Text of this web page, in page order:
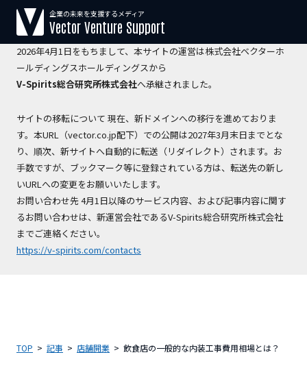
【運営会社変更のお知らせ】
2026年4月1日をもちまして、本サイトの運営は株式会社ベクターホ
ールディングスホールディングスから
V-Spirits総合研究所株式会社へ承継されました。
サイトの移転について 現在、新ドメインへの移行を進めておりま
す。本URL（vector.co.jp配下）での公開は2027年3月末日までとな
り、順次、新サイトへ自動的に転送（リダイレクト）されます。お
手数ですが、ブックマーク等に登録されている方は、転送先の新し
いURLへの変更をお願いいたします。
お問い合わせ先 4月1日以降のサービス内容、および記事内容に関す
るお問い合わせは、新運営会社であるV-Spirits総合研究所株式会社
までご連絡ください。
https://v-spirits.com/contacts
企業の未来を支援するメディア
Vector Venture Support
TOP 記事 店舗開業 飲食店の一般的な内装工事費用相場とは？